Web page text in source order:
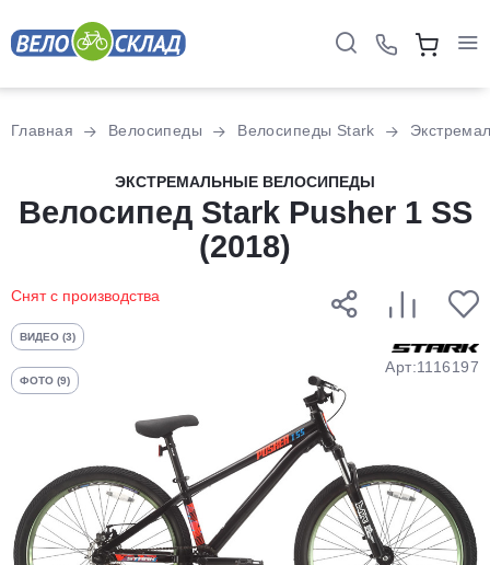
Главная Велосипеды Велосипеды Stark
ЭКСТРЕМАЛЬНЫЕ ВЕЛОСИПЕДЫ
Велосипед Stark Pusher 1 SS
(2018)
Снят с производства
ВИДЕО (3)
ФОТО (9)
Арт:1116197
Разбейте
оплатуна части
без переплат
График платежей
Добавляйте товары
в корзину